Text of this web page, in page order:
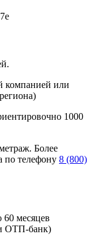
компанией или
1000
Более
по телефону 8 (800)
60 месяцев
ОТП-банк)